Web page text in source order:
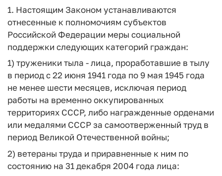
1. Настоящим Законом устанавливаются
отнесенные к полномочиям субъектов
Российской Федерации меры социальной
поддержки следующих категорий граждан:
1) труженики тыла - лица, проработавшие в тылу
в период с 22 июня 1941 года по 9 мая 1945 года
не менее шести месяцев, исключая период
работы на временно оккупированных
территориях СССР, либо награжденные орденами
или медалями СССР за самоотверженный труд в
период Великой Отечественной войны;
2) ветераны труда и приравненные к ним по
состоянию на 31 декабря 2004 года лица: